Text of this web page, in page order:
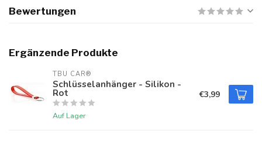
Bewertungen
Ergänzende Produkte
TBU CAR®
Schlüsselanhänger - Silikon -
Rot
Auf Lager
€3,99